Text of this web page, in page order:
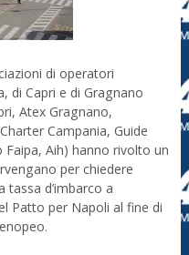
di operatori
di Capri e di Gragnano
Atex Gragnano,
Campania, Guide
Faipa, Aih) hanno rivolto un
per chiedere
tassa d’imbarco a
Patto per Napoli al fine di